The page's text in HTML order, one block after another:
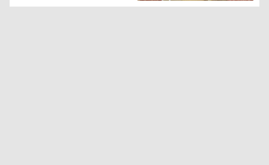
پرزیدنت مسعود بارزانی و رئیس جمهور عراق